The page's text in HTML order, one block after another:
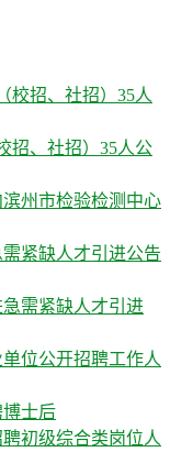
招、社招）35人公
州市检验检测中心
紧缺人才引进公告
需紧缺人才引进
位公开招聘工作人
士后
初级综合类岗位人